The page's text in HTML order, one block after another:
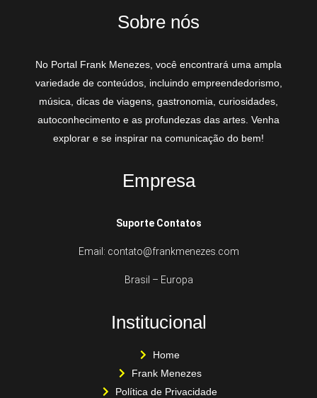
Sobre nós
No Portal Frank Menezes, você encontrará uma ampla
variedade de conteúdos, incluindo empreendedorismo,
música, dicas de viagens, gastronomia, curiosidades,
autoconhecimento e as profundezas das artes. Venha
explorar e se inspirar na comunicação do bem!
Empresa
Suporte Contatos
Email: contato@frankmenezes.com
Brasil – Europa
Institucional
Home
Frank Menezes
Política de Privacidade